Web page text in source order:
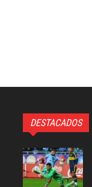
DESTACADOS